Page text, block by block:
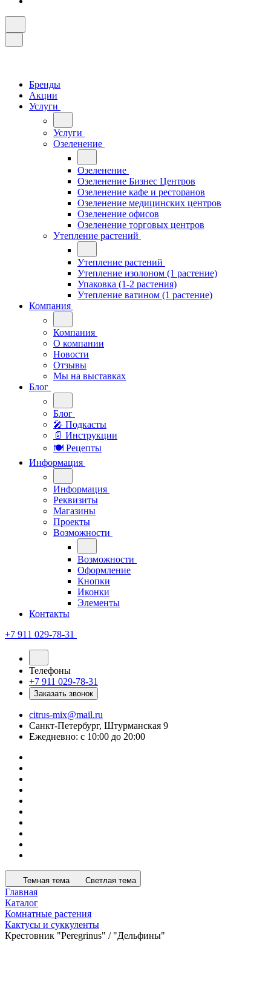
Бренды
Акции
Услуги
Услуги
Озеленение
Озеленение
Озеленение Бизнес Центров
Озеленение кафе и ресторанов
Озеленение медицинских центров
Озеленение офисов
Озеленение торговых центров
Утепление растений
Утепление растений
Утепление изолоном (1 растение)
Упаковка (1-2 растения)
Утепление ватином (1 растение)
Компания
Компания
О компании
Новости
Отзывы
Мы на выставках
Блог
Блог
🎤︎︎ Подкасты
📄 Инструкции
🍽 Рецепты
Информация
Информация
Реквизиты
Магазины
Проекты
Возможности
Возможности
Оформление
Кнопки
Иконки
Элементы
Контакты
+7 911 029-78-31
Телефоны
+7 911 029-78-31
Заказать звонок
citrus-mix@mail.ru
Санкт-Петербург, Штурманская 9
Ежедневно: с 10:00 до 20:00
Темная тема Светлая тема
Главная
Каталог
Комнатные растения
Кактусы и суккуленты
Крестовник "Peregrinus" / "Дельфины"